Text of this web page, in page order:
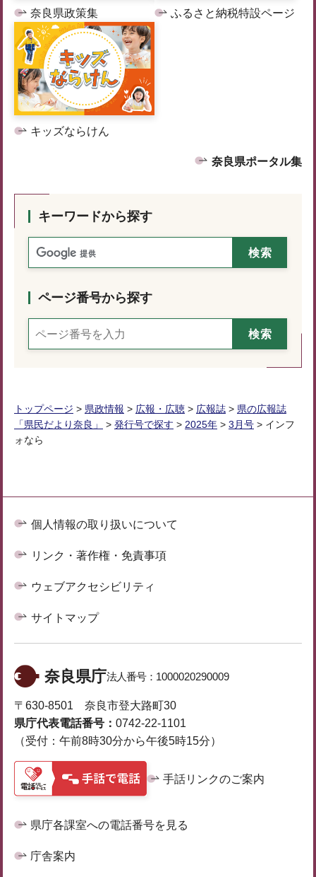
奈良県政策集 ふるさと納税特設ページ
キッズならけん
奈良県ポータル集
キーワードから探す
ページ番号から探す
トップページ > 県政情報 > 広報・広聴 > 広報誌 > 県の広報誌
「県民だより奈良」
> 発行号で探す > 2025年 > 3月号 > インフ
ォなら
個人情報の取り扱いについて
リンク・著作権・免責事項
ウェブアクセシビリティ
サイトマップ
奈良県庁法人番号： 1000020290009
〒630-8501 奈良市登大路町30
県庁代表電話番号： 0742-22-1101
（受付：午前8時30分から午後5時15分）
手話リンクのご案内
県庁各課室への電話番号を見る
庁舎案内